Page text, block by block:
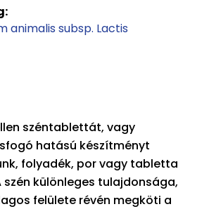
animalis subsp. Lactis
széntablettát, vagy
hatású készítményt
folyadék, por vagy tabletta
különleges tulajdonsága,
felülete révén megköti a